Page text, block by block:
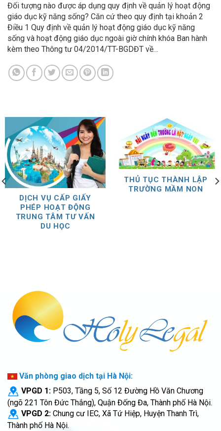
Đối tượng nào được áp dụng quy định về quản lý hoạt động
giáo dục kỹ năng sống? Căn cứ theo quy định tại khoản 2
Điều 1 Quy định về quản lý hoạt động giáo dục kỹ năng
sống và hoạt động giáo dục ngoài giờ chính khóa Ban hành
kèm theo Thông tư 04/2014/TT-BGDĐT về…
DỊCH VỤ CẤP GIẤY
PHÉP HOẠT ĐỘNG
TRUNG TÂM TƯ VẤN
DU HỌC
THỦ TỤC THÀNH LẬP
TRƯỜNG MẦM NON
Văn phòng giao dịch tại Hà Nội:
VPGD 1: P503, Tầng 5, Số 12 Đường Hồ Văn Chương
(ngõ 221 Tôn Đức Thắng), Quận Đống Đa, Thành phố Hà Nội.
VPGD 2: Chung cư IEC, Xã Tứ Hiệp, Huyện Thanh Trì,
Thành phố Hà Nội.